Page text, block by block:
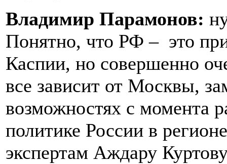
Владимир Парамонов:
Понятно, что РФ – это
Каспии, но совершенно
все зависит от Москвы,
возможностях с момента
политике России в
экспертам Аждару